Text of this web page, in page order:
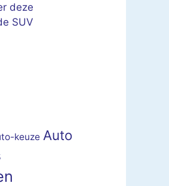
deze
SUV
keuze Auto